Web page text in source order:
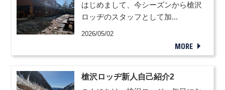
はじめまして、今シーズンから槍沢
ロッヂのスタッフとして加...
2026/05/02
MORE
槍沢ロッヂ新人自己紹介2